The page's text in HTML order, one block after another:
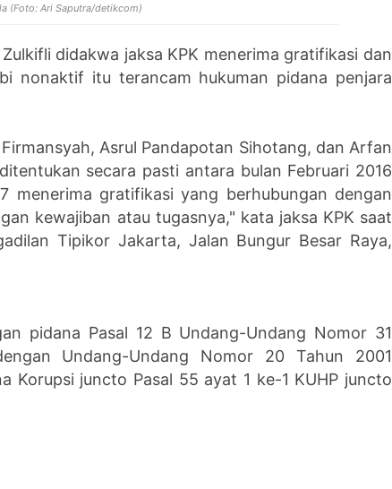
(Foto: Ari Saputra/detikcom)
didakwa jaksa KPK menerima gratifikasi dan
nonaktif itu terancam hukuman pidana penjara
Asrul Pandapotan Sihotang, dan Arfan
secara pasti antara bulan Februari 2016
menerima gratifikasi yang berhubungan dengan
kewajiban atau tugasnya," kata jaksa KPK saat
Tipikor Jakarta, Jalan Bungur Besar Raya,
pidana Pasal 12 B Undang-Undang Nomor 31
Undang-Undang Nomor 20 Tahun 2001
Korupsi juncto Pasal 55 ayat 1 ke-1 KUHP juncto